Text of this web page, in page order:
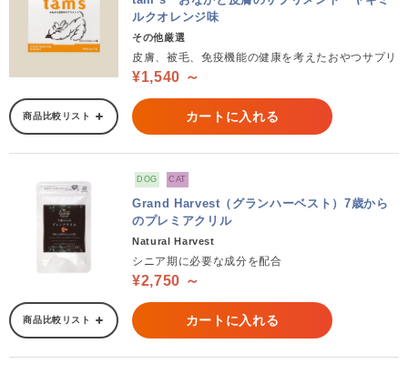
ルクオレンジ味
その他厳選
皮膚、被毛、免疫機能の健康を考えたおやつサプリ
¥1,540 ～
商品比較リスト カートに入れる
DOG CAT
Grand Harvest（グランハーベスト）7歳から
のプレミアクリル
Natural Harvest
シニア期に必要な成分を配合
¥2,750 ～
商品比較リスト カートに入れる